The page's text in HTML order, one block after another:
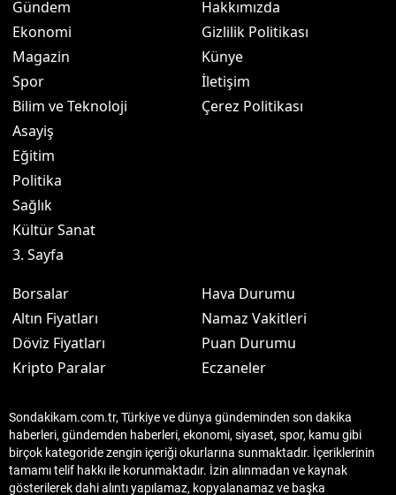
Gündem
Ekonomi
Magazin
Spor
Bilim ve Teknoloji
Asayiş
Eğitim
Politika
Sağlık
Kültür Sanat
3. Sayfa
Hakkımızda
Gizlilik Politikası
Künye
İletişim
Çerez Politikası
Borsalar
Altın Fiyatları
Döviz Fiyatları
Kripto Paralar
Hava Durumu
Namaz Vakitleri
Puan Durumu
Eczaneler
Sondakikam.com.tr, Türkiye ve dünya gündeminden son dakika
haberleri, gündemden haberleri, ekonomi, siyaset, spor, kamu gibi
birçok kategoride zengin içeriği okurlarına sunmaktadır. İçeriklerinin
tamamı telif hakkı ile korunmaktadır. İzin alınmadan ve kaynak
gösterilerek dahi alıntı yapılamaz, kopyalanamaz ve başka